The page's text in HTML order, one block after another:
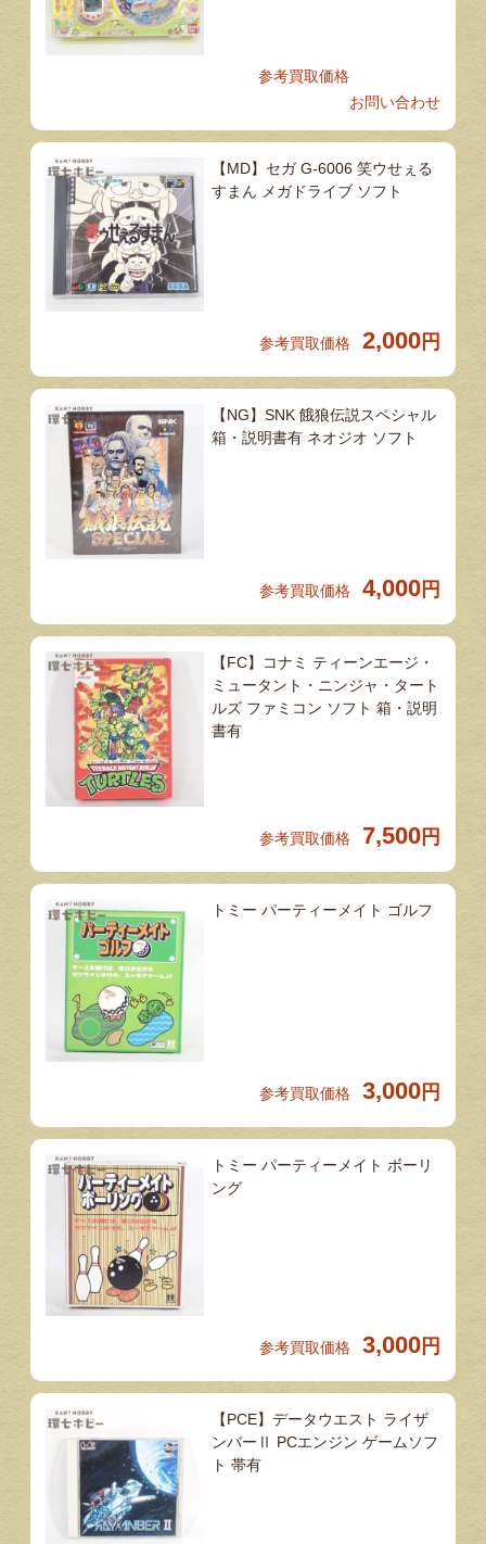
参考買取価格
お問い合わせ
【MD】セガ G-6006 笑ウせぇる
すまん メガドライブ ソフト
参考買取価格 2,000 円
【NG】SNK 餓狼伝説スペシャル
箱・説明書有 ネオジオ ソフト
参考買取価格 4,000 円
【FC】コナミ ティーンエージ・
ミュータント・ニンジャ・タート
ルズ ファミコン ソフト 箱・説明
書有
参考買取価格 7,500 円
トミー パーティーメイト ゴルフ
参考買取価格 3,000 円
トミー パーティーメイト ボーリ
ング
参考買取価格 3,000 円
【PCE】データウエスト ライザ
ンバーⅡ PCエンジン ゲームソフ
ト 帯有